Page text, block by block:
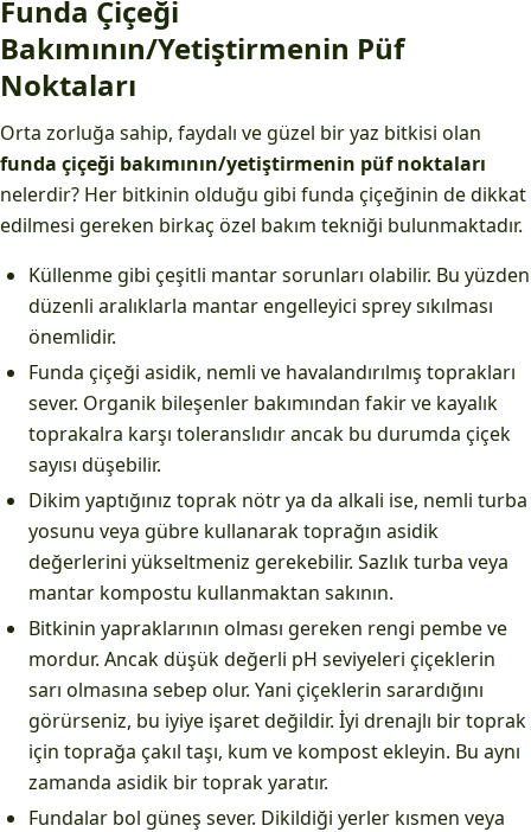
Funda Çiçeği
Bakımının/Yetiştirmenin Püf
Noktaları
Orta zorluğa sahip, faydalı ve güzel bir yaz bitkisi olan
funda çiçeği bakımının/yetiştirmenin püf noktaları
nelerdir? Her bitkinin olduğu gibi funda çiçeğinin de dikkat
edilmesi gereken birkaç özel bakım tekniği bulunmaktadır.
Küllenme gibi çeşitli mantar sorunları olabilir. Bu yüzden
düzenli aralıklarla mantar engelleyici sprey sıkılması
önemlidir.
Funda çiçeği asidik, nemli ve havalandırılmış toprakları
sever. Organik bileşenler bakımından fakir ve kayalık
toprakalra karşı toleranslıdır ancak bu durumda çiçek
sayısı düşebilir.
Dikim yaptığınız toprak nötr ya da alkali ise, nemli turba
yosunu veya gübre kullanarak toprağın asidik
değerlerini yükseltmeniz gerekebilir. Sazlık turba veya
mantar kompostu kullanmaktan sakının.
Bitkinin yapraklarının olması gereken rengi pembe ve
mordur. Ancak düşük değerli pH seviyeleri çiçeklerin
sarı olmasına sebep olur. Yani çiçeklerin sarardığını
görürseniz, bu iyiye işaret değildir. İyi drenajlı bir toprak
için toprağa çakıl taşı, kum ve kompost ekleyin. Bu aynı
zamanda asidik bir toprak yaratır.
Fundalar bol güneş sever. Dikildiği yerler kısmen veya